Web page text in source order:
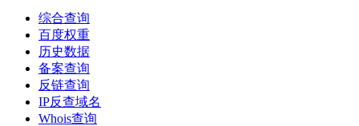
综合查询
百度权重
历史数据
备案查询
反链查询
IP反查域名
Whois查询